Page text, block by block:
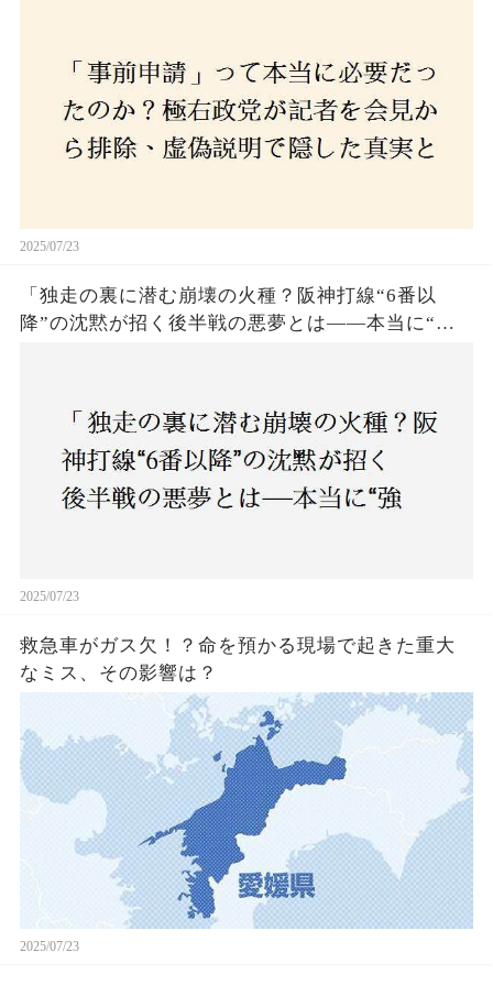
2025/07/23
「独走の裏に潜む崩壊の火種？阪神打線“6番以
降”の沈黙が招く後半戦の悪夢とは——本当に“強
2025/07/23
救急車がガス欠！？命を預かる現場で起きた重大
なミス、その影響は？
2025/07/23